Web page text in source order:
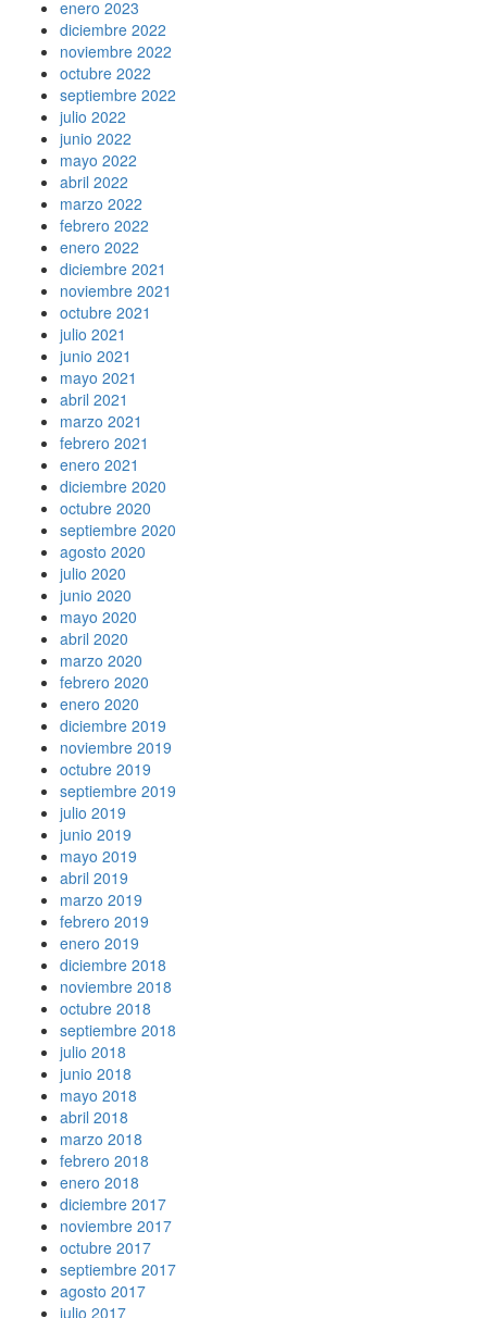
enero 2023
diciembre 2022
noviembre 2022
octubre 2022
septiembre 2022
julio 2022
junio 2022
mayo 2022
abril 2022
marzo 2022
febrero 2022
enero 2022
diciembre 2021
noviembre 2021
octubre 2021
julio 2021
junio 2021
mayo 2021
abril 2021
marzo 2021
febrero 2021
enero 2021
diciembre 2020
octubre 2020
septiembre 2020
agosto 2020
julio 2020
junio 2020
mayo 2020
abril 2020
marzo 2020
febrero 2020
enero 2020
diciembre 2019
noviembre 2019
octubre 2019
septiembre 2019
julio 2019
junio 2019
mayo 2019
abril 2019
marzo 2019
febrero 2019
enero 2019
diciembre 2018
noviembre 2018
octubre 2018
septiembre 2018
julio 2018
junio 2018
mayo 2018
abril 2018
marzo 2018
febrero 2018
enero 2018
diciembre 2017
noviembre 2017
octubre 2017
septiembre 2017
agosto 2017
julio 2017